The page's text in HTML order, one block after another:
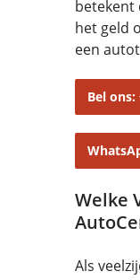
betekent
het geld
een
Bel ons:
Welke
Als